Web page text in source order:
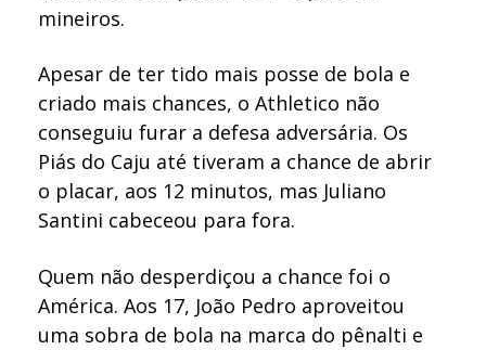
mineiros.
Apesar de ter tido mais posse de bola e
criado mais chances, o Athletico não
conseguiu furar a defesa adversária. Os
Piás do Caju até tiveram a chance de abrir
o placar, aos 12 minutos, mas Juliano
Santini cabeceou para fora.
Quem não desperdiçou a chance foi o
América. Aos 17, João Pedro aproveitou
uma sobra de bola na marca do pênalti e